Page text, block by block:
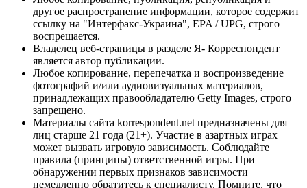
другое распространение информации, которое содержит
ссылку на "Интерфакс-Украина", EPA / UPG, строго
воспрещается.
Владелец веб-страницы в разделе Я- Корреспондент
является автор публикации.
Любое копирование, перепечатка и воспроизведение
фотографий и/или аудиовизуальных материалов,
принадлежащих правообладателю Getty Images, строго
запрещено.
Материалы сайта korrespondent.net предназначены для
лиц старше 21 года (21+). Участие в азартных играх
может вызвать игровую зависимость. Соблюдайте
правила (принципы) ответственной игры. При
обнаружении первых признаков зависимости
немедленно обратитесь к специалисту. Помните, что